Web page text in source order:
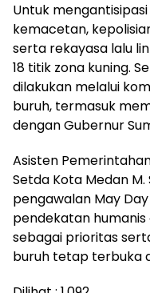
Untuk
kemacetan,
serta rekayasa lalu
18 titik zona kuning.
dilakukan melalui
buruh, termasuk
dengan Gubernur
Asisten
Setda Kota Medan
pengawalan May
pendekatan humanis
sebagai prioritas
buruh tetap terbuka